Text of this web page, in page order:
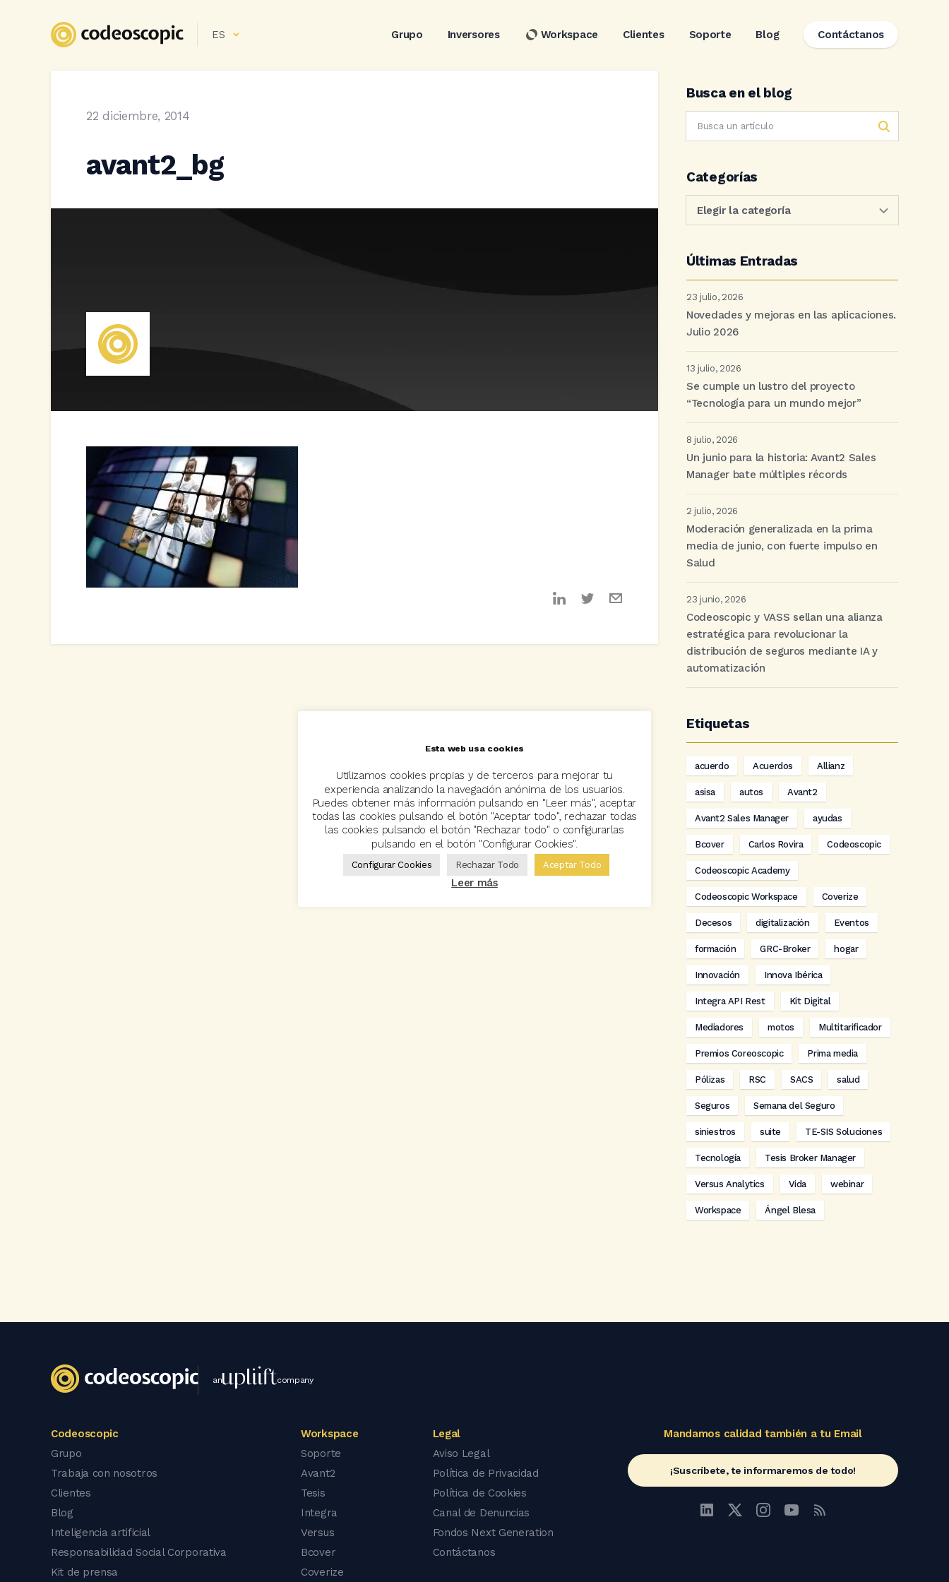
ES Grupo Inversores Workspace Clientes Soporte Blog Contáctanos
22 diciembre, 2014
avant2_bg
Busca en el blog
Categorías
Últimas Entradas
23 julio, 2026
Novedades y mejoras en las aplicaciones.
Julio 2026
13 julio, 2026
Se cumple un lustro del proyecto
“Tecnología para un mundo mejor”
8 julio, 2026
Un junio para la historia: Avant2 Sales
Manager bate múltiples récords
2 julio, 2026
Moderación generalizada en la prima
media de junio, con fuerte impulso en
Salud
23 junio, 2026
Codeoscopic y VASS sellan una alianza
estratégica para revolucionar la
distribución de seguros mediante IA y
automatización
Etiquetas
acuerdo Acuerdos Allianz
asisa autos Avant2
Avant2 Sales Manager ayudas
Bcover Carlos Rovira Codeoscopic
Codeoscopic Academy
Codeoscopic Workspace Coverize
Decesos digitalización Eventos
formación GRC-Broker hogar
Innovación Innova Ibérica
Integra API Rest Kit Digital
Mediadores motos Multitarificador
Premios Coreoscopic Prima media
Pólizas RSC SACS salud
Seguros Semana del Seguro
siniestros suite TE-SIS Soluciones
Tecnología Tesis Broker Manager
Versus Analytics Vida webinar
Workspace Ángel Blesa
an company
Codeoscopic
Grupo
Trabaja con nosotros
Clientes
Blog
Inteligencia artificial
Responsabilidad Social Corporativa
Kit de prensa
Workspace
Soporte
Avant2
Tesis
Integra
Versus
Bcover
Coverize
Legal
Aviso Legal
Política de Privacidad
Política de Cookies
Canal de Denuncias
Fondos Next Generation
Contáctanos
Mandamos calidad también a tu Email
¡Suscríbete, te informaremos de todo!
Esta web usa cookies
Utilizamos cookies propias y de terceros para mejorar tu
experiencia analizando la navegación anónima de los usuarios.
Puedes obtener más información pulsando en "Leer más", aceptar
todas las cookies pulsando el botón "Aceptar todo", rechazar todas
las cookies pulsando el botón "Rechazar todo" o configurarlas
pulsando en el botón "Configurar Cookies".
Configurar Cookies Rechazar Todo Aceptar Todo
Leer más